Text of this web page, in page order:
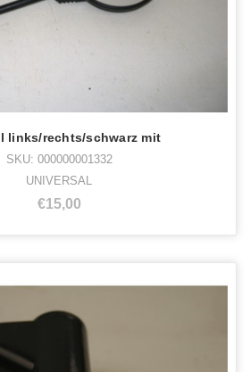
links/rechts/schwarz mit
SKU: 000000001332
UNIVERSAL
€15,00